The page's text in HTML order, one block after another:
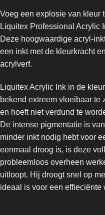
Voeg een explosie van kleur
Liquitex Professional Acrylic
Deze hoogwaardige acryl-
een inkt met de kleurkracht
acrylverf.
Liquitex Acrylic Ink in de
bekend extreem vloeibaar te
en hoeft niet verdund te
De intense pigmentatie is
minder inkt nodig hebt voor
eenmaal droog is, is deze
probleemloos overheen
uitloopt. Hij droogt snel op
ideaal is voor een effieciënte